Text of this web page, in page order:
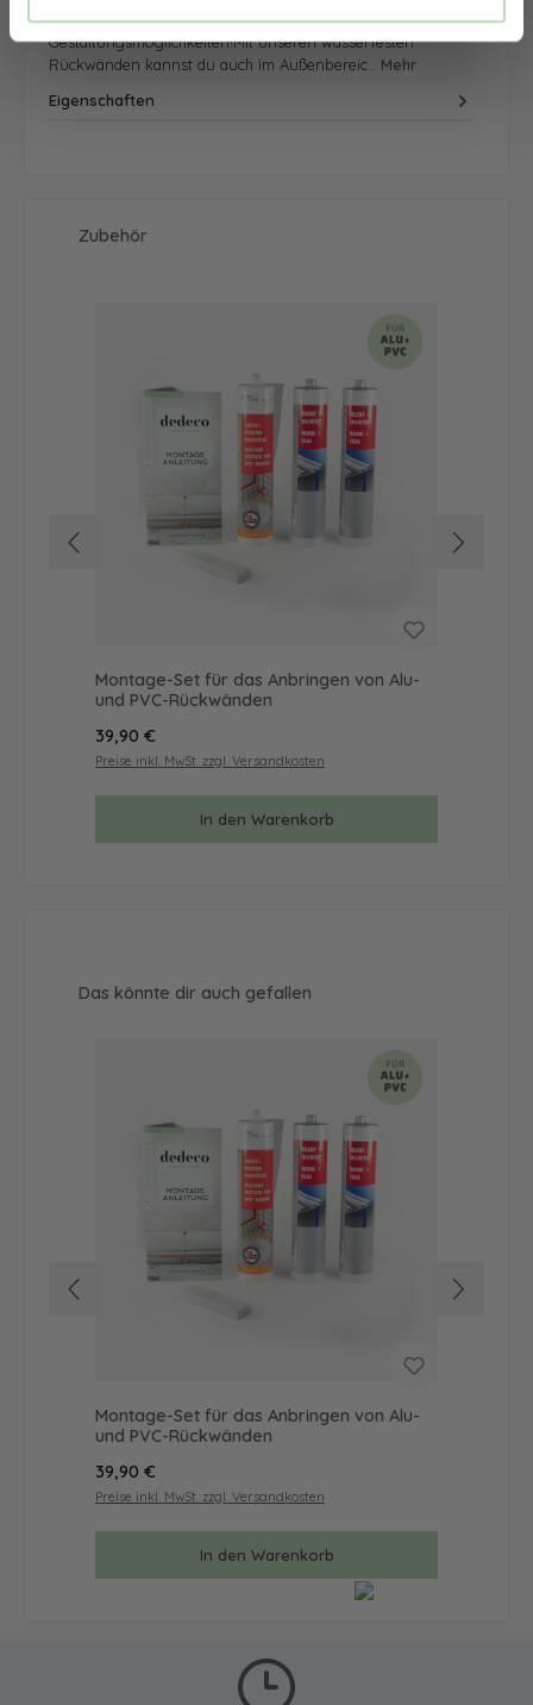
Inspiriere dich und entdecke neue
Gestaltungsmöglichkeiten!Mit unseren wasserfesten
Rückwänden kannst du auch im Außenbereic… Mehr
Eigenschaften
Produktgalerie überspringen
Zubehör
Montage-Set für das Anbringen von Alu-
und PVC-Rückwänden
Regulärer Preis:
39,90 €
Preise inkl. MwSt. zzgl. Versandkosten
In den Warenkorb
Produktgalerie überspringen
Das könnte dir auch gefallen
Montage-Set für das Anbringen von Alu-
und PVC-Rückwänden
Regulärer Preis:
39,90 €
Preise inkl. MwSt. zzgl. Versandkosten
In den Warenkorb